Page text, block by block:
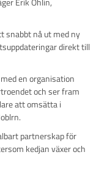
snabbt nå ut med ny
direkt till
en organisation
och ser fram
att omsätta i
partnerskap för
kedjan växer och